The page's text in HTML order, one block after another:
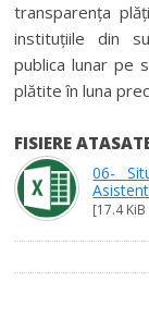
transparența
instituțiile din
publica lunar pe
plătite în luna
FISIERE
06-
[17.4